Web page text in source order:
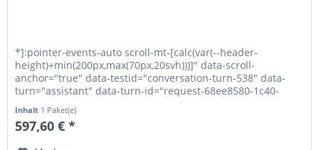
*]:pointer-events-auto scroll-mt-[calc(var(--header-
height)+min(200px,max(70px,20svh)))]" data-scroll-
anchor="true" data-testid="conversation-turn-538" data-
turn="assistant" data-turn-id="request-68ee8580-1c40-
Inhalt 1 Paket(e)
597,60 € *